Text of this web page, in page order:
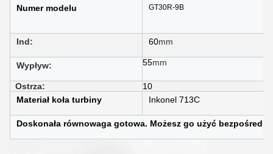
Numer modelu GT30R-9B
Ind: 60mm
Wypływ: 55mm
Ostrza:
10
Materiał koła turbiny
Inkonel 713C
Doskonała równowaga gotowa. Możesz go użyć